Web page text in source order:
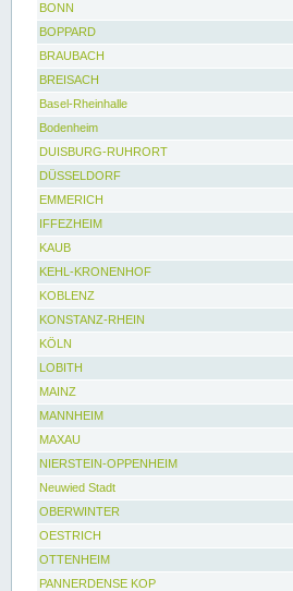
BONN
BOPPARD
BRAUBACH
BREISACH
Basel-Rheinhalle
Bodenheim
DUISBURG-RUHRORT
DÜSSELDORF
EMMERICH
IFFEZHEIM
KAUB
KEHL-KRONENHOF
KOBLENZ
KONSTANZ-RHEIN
KÖLN
LOBITH
MAINZ
MANNHEIM
MAXAU
NIERSTEIN-OPPENHEIM
Neuwied Stadt
OBERWINTER
OESTRICH
OTTENHEIM
PANNERDENSE KOP